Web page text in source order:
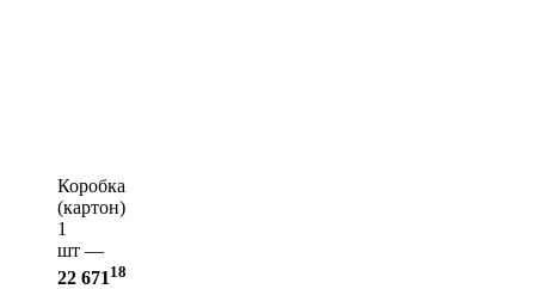
Коробка
(картон)
1
шт —
22 671 18